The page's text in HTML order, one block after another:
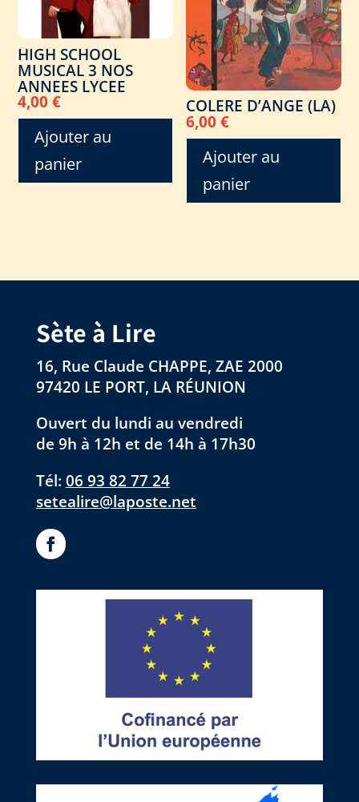
HIGH SCHOOL
MUSICAL 3 NOS
ANNEES LYCEE
4,00€
Ajouter au
panier
COLERE D’ANGE (LA)
6,00€
Ajouter au
panier
Sète à Lire
16, Rue Claude CHAPPE, ZAE 2000
97420 LE PORT, LA RÉUNION
Ouvert du lundi au vendredi
de 9h à 12h et de 14h à 17h30
Tél: 06 93 82 77 24
setealire@laposte.net